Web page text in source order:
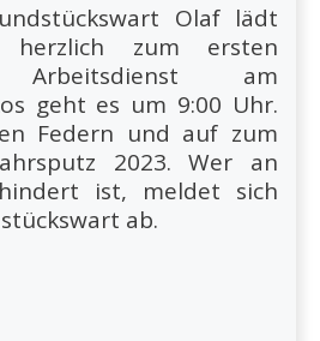
Olaf lädt
herzlich zum ersten
Arbeitsdienst am
geht es um 9:00 Uhr.
Federn und auf zum
2023. Wer an
ist, meldet sich
ab.